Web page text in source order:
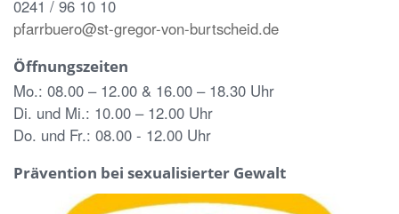
0241 / 96 10 10
pfarrbuero@st-gregor-von-burtscheid.de
Öffnungszeiten
Mo.: 08.00 – 12.00 & 16.00 – 18.30 Uhr
Di. und Mi.: 10.00 – 12.00 Uhr
Do. und Fr.: 08.00 - 12.00 Uhr
Prävention bei sexualisierter Gewalt